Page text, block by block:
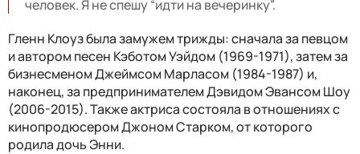
человек. Я не спешу “идти на вечеринку”.
Гленн Клоуз была замужем трижды: сначала за певцом
и автором песен Кэботом Уэйдом (1969-1971), затем за
бизнесменом Джеймсом Марласом (1984-1987) и,
наконец, за предпринимателем Дэвидом Эвансом Шоу
(2006-2015). Также актриса состояла в отношениях с
кинопродюсером Джоном Старком, от которого
родила дочь Энни.